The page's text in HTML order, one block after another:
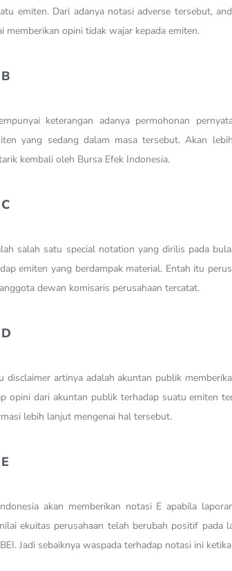
emiten. Dari adanya notasi adverse tersebut,
memberikan opini tidak wajar kepada emiten.
keterangan adanya permohonan
yang sedang dalam masa tersebut. Akan
kembali oleh Bursa Efek Indonesia.
salah satu special notation yang dirilis pada
emiten yang berdampak material. Entah itu
dewan komisaris perusahaan tercatat.
disclaimer artinya adalah akuntan publik
opini dari akuntan publik terhadap suatu emiten
lebih lanjut mengenai hal tersebut.
akan memberikan notasi E apabila
ekuitas perusahaan telah berubah positif pada
Jadi sebaiknya waspada terhadap notasi ini